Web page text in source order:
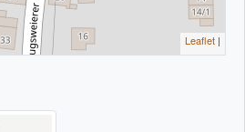
Leaflet |